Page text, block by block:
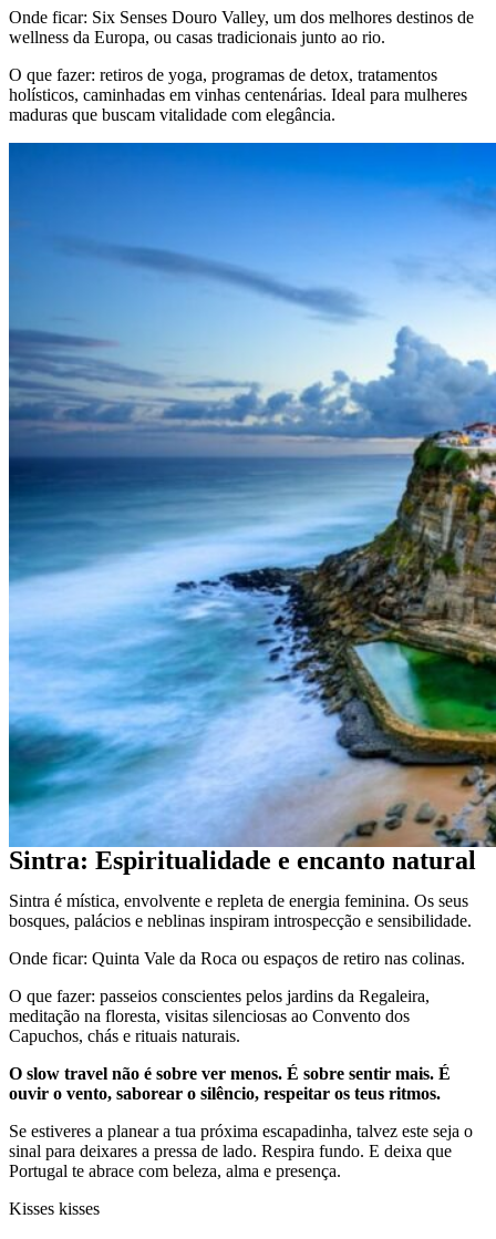
Onde ficar: Six Senses Douro Valley, um dos melhores destinos de
wellness da Europa, ou casas tradicionais junto ao rio.
O que fazer: retiros de yoga, programas de detox, tratamentos
holísticos, caminhadas em vinhas centenárias. Ideal para mulheres
maduras que buscam vitalidade com elegância.
Sintra: Espiritualidade e encanto natural
Sintra é mística, envolvente e repleta de energia feminina. Os seus
bosques, palácios e neblinas inspiram introspecção e sensibilidade.
Onde ficar: Quinta Vale da Roca ou espaços de retiro nas colinas.
O que fazer: passeios conscientes pelos jardins da Regaleira,
meditação na floresta, visitas silenciosas ao Convento dos
Capuchos, chás e rituais naturais.
O slow travel não é sobre ver menos. É sobre sentir mais. É
ouvir o vento, saborear o silêncio, respeitar os teus ritmos.
Se estiveres a planear a tua próxima escapadinha, talvez este seja o
sinal para deixares a pressa de lado. Respira fundo. E deixa que
Portugal te abrace com beleza, alma e presença.
Kisses kisses